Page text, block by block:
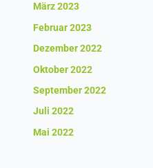
März 2023
Februar 2023
Dezember 2022
Oktober 2022
September 2022
Juli 2022
Mai 2022